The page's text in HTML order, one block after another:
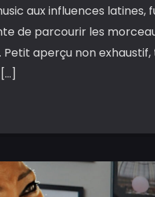
aux influences latines,
de parcourir les
Petit aperçu non